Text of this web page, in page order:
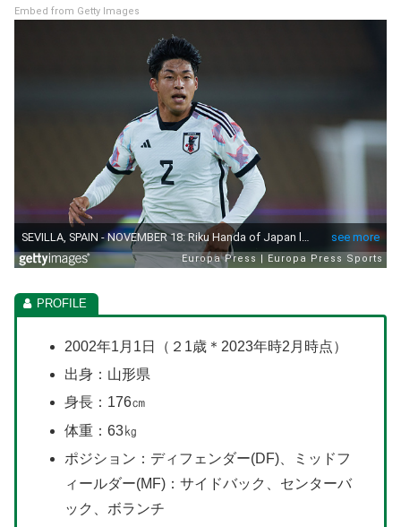
Embed from Getty Images
2002年1月1日（２1歳＊2023年時2月時点）
出身：山形県
身長：176㎝
体重：63㎏
ポジション：ディフェンダー(DF)、ミッドフ
ィールダー(MF)：サイドバック、センターバ
ック、ボランチ